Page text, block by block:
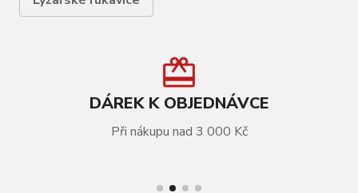
DÁREK K OBJEDNÁVCE
Při nákupu nad 3 000 Kč